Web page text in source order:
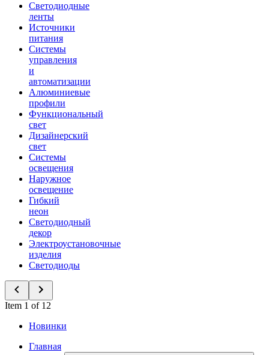
Светодиодные
ленты
Источники
питания
Системы
управления
и
автоматизации
Алюминиевые
профили
Функциональный
свет
Дизайнерский
свет
Системы
освещения
Наружное
освещение
Гибкий
неон
Светодиодный
декор
Электроустановочные
изделия
Светодиоды
Item 1 of 12
Новинки
Главная